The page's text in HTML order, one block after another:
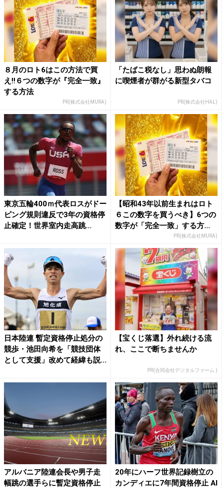
８月のロト6はこの方法で買
え!!６つの数字が『完全一致』
する方法
PR(株式会社MURA)
「たばこ税なし」思わぬ朗報
に喫煙者が群がる新型タバコ
PR(株式会社HAL)
東京五輪400ｍ代表ロスがドー
ピング規則違反で3年の資格停
止確定！世界室内走高跳...
【昭和43年以前生まれはロト
６この数字を買うべき】6つの
数字が「完全一致」する方...
PR(株式会社MURA)
日本陸連 暫定資格停止処分の
競歩・池田向希を「競技団体
として支援」改めて経緯も説...
【宝くじ落選】外れ続ける流
れ、ここで断ちませんか
PR(合同会社デジタルファーム )
アルバニア陸連会長や男子走
幅跳の選手らに暫定資格停止
20年にハーフ世界記録樹立の
カンディエに7年間資格停止 AI